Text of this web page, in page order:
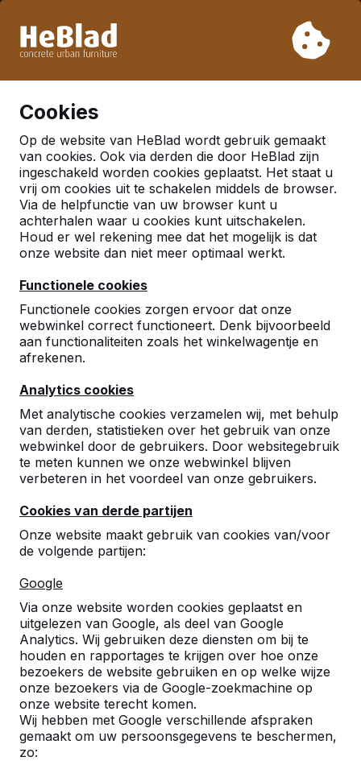
week 33. Houdt u daarom rekening met langere levertijden.
Cookies
Op de website van HeBlad wordt gebruik gemaakt
van cookies. Ook via derden die door HeBlad zijn
ingeschakeld worden cookies geplaatst. Het staat u
vrij om cookies uit te schakelen middels de browser.
Via de helpfunctie van uw browser kunt u
achterhalen waar u cookies kunt uitschakelen.
Houd er wel rekening mee dat het mogelijk is dat
onze website dan niet meer optimaal werkt.
Functionele cookies
Functionele cookies zorgen ervoor dat onze
webwinkel correct functioneert. Denk bijvoorbeeld
aan functionaliteiten zoals het winkelwagentje en
afrekenen.
Analytics cookies
Met analytische cookies verzamelen wij, met behulp
van derden, statistieken over het gebruik van onze
webwinkel door de gebruikers. Door websitegebruik
te meten kunnen we onze webwinkel blijven
verbeteren in het voordeel van onze gebruikers.
Cookies van derde partijen
Onze website maakt gebruik van cookies van/voor
de volgende partijen:
Google
Via onze website worden cookies geplaatst en
uitgelezen van Google, als deel van Google
Analytics. Wij gebruiken deze diensten om bij te
houden en rapportages te krijgen over hoe onze
bezoekers de website gebruiken en op welke wijze
onze bezoekers via de Google-zoekmachine op
onze website terecht komen.
Wij hebben met Google verschillende afspraken
gemaakt om uw persoonsgegevens te beschermen,
zo:
Al meer dan 30.000 producten verkocht
Pagina's gevonden met
tagBetonbank
Bezoek ons ​​op de Urbest Show in Metz
Titel Inhoud
Betonnen tribune
Betonnen tribune, geschikt voor in elk geval 12
Lees meer ->
Parkbank met onderplaat
Deze periode van het jaar staat vooral in het
teken van ....
Lees meer ->
Betonnen schaaktafel